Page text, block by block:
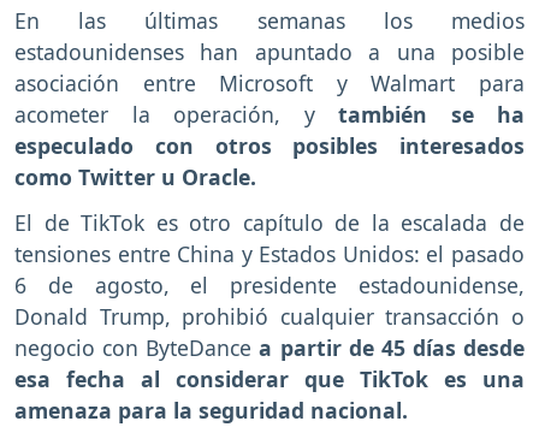
En las últimas semanas los medios
estadounidenses han apuntado a una posible
asociación entre Microsoft y Walmart para
acometer la operación, ytambién se ha
especulado con otros posibles interesados
como Twitter u Oracle.
El de TikTok es otro capítulo de la escalada de
tensiones entre China y Estados Unidos: el pasado
6 de agosto, el presidente estadounidense,
Donald Trump, prohibió cualquier transacción o
negocio con ByteDance a partir de 45 días desde
esa fecha al considerar que TikTok es una
amenaza para la seguridad nacional.